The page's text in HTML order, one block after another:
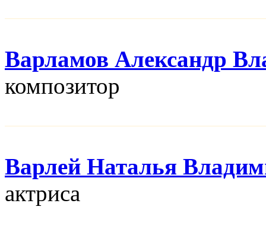
Варламов Александр
композитор
Варлей Наталья
актриса